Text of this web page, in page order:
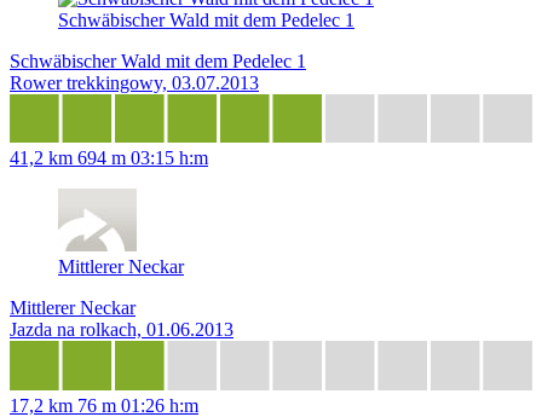
Schwäbischer Wald mit dem Pedelec 1
Schwäbischer Wald mit dem Pedelec 1
Rower trekkingowy, 03.07.2013
41,2 km 694 m 03:15 h:m
Mittlerer Neckar
Mittlerer Neckar
Jazda na rolkach, 01.06.2013
17,2 km 76 m 01:26 h:m